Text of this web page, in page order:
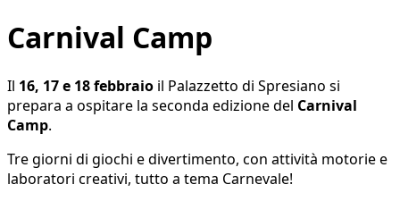
Carnival Camp
Il 16, 17 e 18 febbraio il Palazzetto di Spresiano si
prepara a ospitare la seconda edizione del Carnival
Camp.
Tre giorni di giochi e divertimento, con attività motorie e
laboratori creativi, tutto a tema Carnevale!